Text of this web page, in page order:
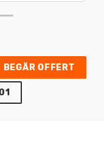
BEGÄR OFFERT